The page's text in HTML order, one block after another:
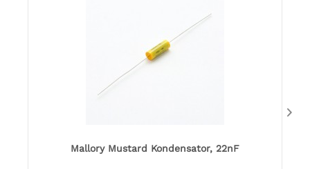
Mallory Mustard Kondensator, 22nF